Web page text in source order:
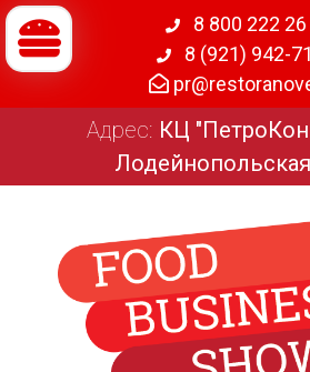
8 800 222 26
8 (921) 942-
Адрес: КЦ